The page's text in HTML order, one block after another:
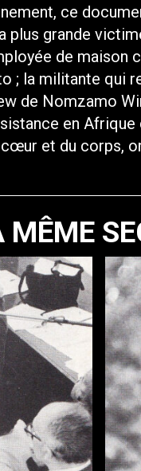
ce
plus grande
de maison
; la militante qui
de Nomzamo
en
et du corps,
MÊME